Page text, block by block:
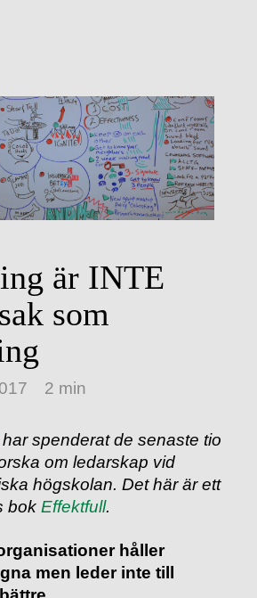
är INTE
som
2 min
har spenderat de senaste tio
om ledarskap vid
högskolan. Det här är ett
bok Effektfull.
håller
men leder inte till